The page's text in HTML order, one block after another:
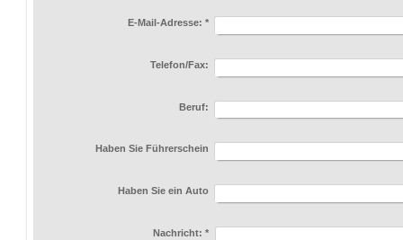
E-Mail-Adresse: *
Telefon/Fax:
Beruf:
Haben Sie Führerschein
Haben Sie ein Auto
Nachricht: *